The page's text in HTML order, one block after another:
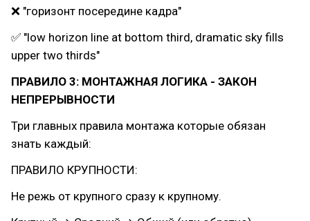
❌ "горизонт посередине кадра"
✅ "low horizon line at bottom third, dramatic sky fills
upper two thirds"
ПРАВИЛО 3: МОНТАЖНАЯ ЛОГИКА - ЗАКОН
НЕПРЕРЫВНОСТИ
Три главных правила монтажа которые обязан
знать каждый:
ПРАВИЛО КРУПНОСТИ:
Не режь от крупного сразу к крупному.